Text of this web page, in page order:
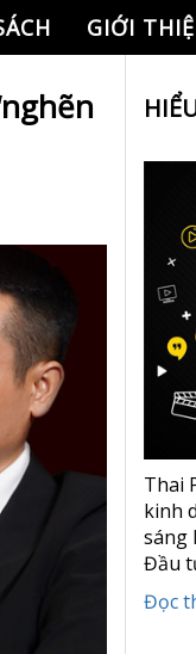
GIỚI
Thai
kinh
sáng
Đầu
Đọc